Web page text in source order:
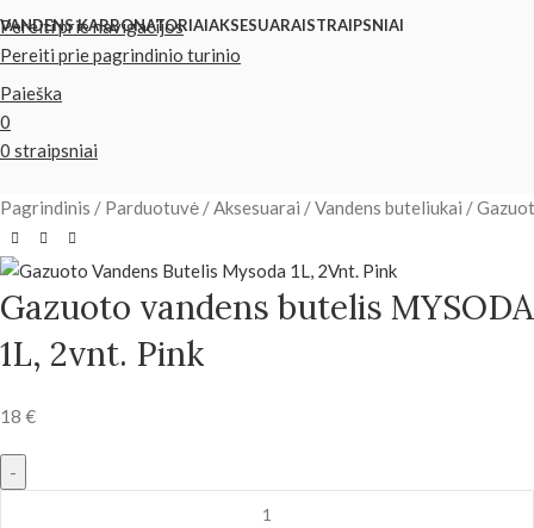
Pereiti prie navigacijos
Pereiti prie pagrindinio turinio
VANDENS KARBONATORIAIAKSESUARAISTRAIPSNIAI
Paieška
0
0 straipsniai
Pagrindinis Parduotuvė Aksesuarai Vandens buteliukai
Gazuoto vandens butelis MYSODA
1L, 2vnt. Pink
18 €